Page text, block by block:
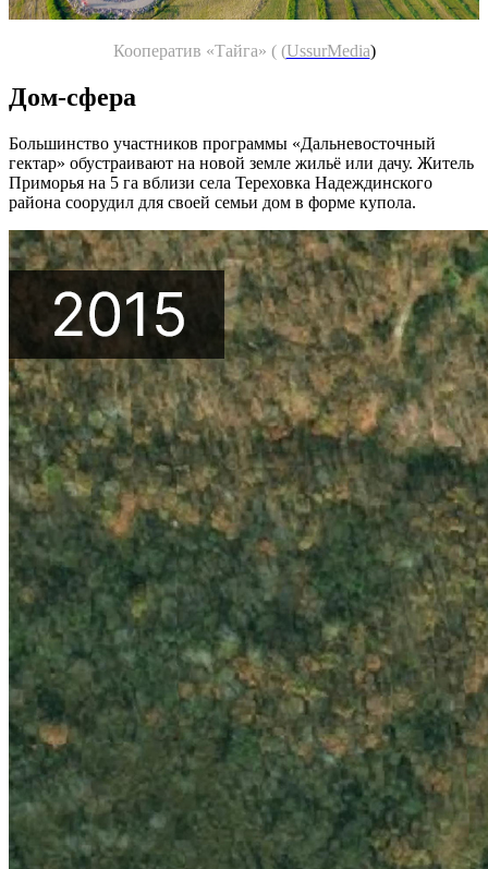
Кооператив «Тайга» ( (UssurMedia)
Дом-сфера
Большинство участников программы «Дальневосточный
гектар» обустраивают на новой земле жильё или дачу. Житель
Приморья на 5 га вблизи села Тереховка Надеждинского
района соорудил для своей семьи дом в форме купола.